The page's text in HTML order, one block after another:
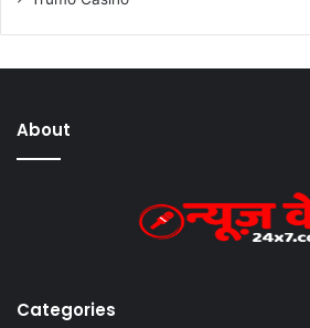
About
Categories